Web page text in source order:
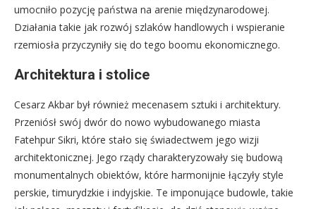
umocniło pozycję państwa na arenie międzynarodowej.
Działania takie jak rozwój szlaków handlowych i wspieranie
rzemiosła przyczyniły się do tego boomu ekonomicznego.
Architektura i stolice
Cesarz Akbar był również mecenasem sztuki i architektury.
Przeniósł swój dwór do nowo wybudowanego miasta
Fatehpur Sikri, które stało się świadectwem jego wizji
architektonicznej. Jego rządy charakteryzowały się budową
monumentalnych obiektów, które harmonijnie łączyły style
perskie, timurydzkie i indyjskie. Te imponujące budowle, takie